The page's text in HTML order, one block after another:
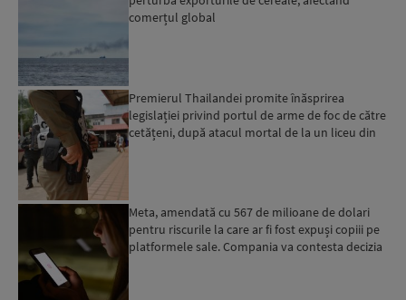
comerțul global
Premierul Thailandei promite înăsprirea
legislației privind portul de arme de foc de către
cetățeni, după atacul mortal de la un liceu din
Meta, amendată cu 567 de milioane de dolari
pentru riscurile la care ar fi fost expuși copiii pe
platformele sale. Compania va contesta decizia